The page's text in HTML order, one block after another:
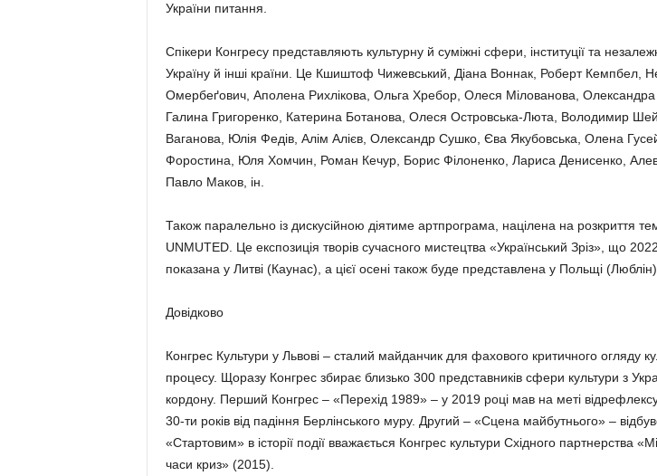
України питання.
Спікери Конгресу представляють культурну й суміжні сфери, інституції та
Україну й інші країни. Це Кшиштоф Чижевський, Діана Воннак, Роберт Кемпбел,
Омербеґович, Аполена Рихлікова, Ольга Хребор, Олеся Мілованова, Олександра
Галина Григоренко, Катерина Ботанова, Олеся Островська-Люта, Володимир
Ваганова, Юлія Федів, Алім Алієв, Олександр Сушко, Єва Якубовська, Олена
Форостина, Юля Хомчин, Роман Кечур, Борис Філоненко, Лариса Денисенко,
Павло Маков, ін.
Також паралельно із дискусійною діятиме артпрограма, націлена на розкриття
UNMUTED. Це експозиція творів сучасного мистецтва «Український Зріз», що
показана у Литві (Каунас), а цієї осені також буде представлена у Польщі (Люблін).
Довідково
Конгрес Культури у Львові – сталий майданчик для фахового критичного огляду
процесу. Щоразу Конгрес збирає близько 300 представників сфери культури з
кордону. Перший Конгрес – «Перехід 1989» – у 2019 році мав на меті
30-ти років від падіння Берлінського муру. Другий – «Сцена майбутнього» –
«Стартовим» в історії події вважається Конгрес культури Східного партнерства
часи криз» (2015).